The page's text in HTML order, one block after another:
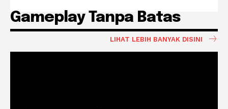
Gameplay Tanpa Batas
LIHAT LEBIH BANYAK DISINI